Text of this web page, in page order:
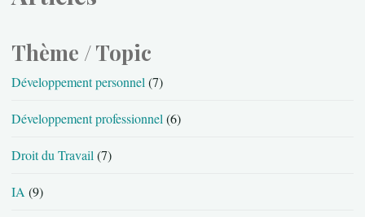
Thème / Topic
Développement personnel(7)
Développement professionnel(6)
Droit du Travail(7)
IA(9)